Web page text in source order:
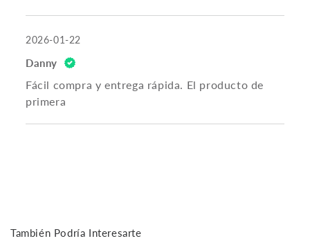
2026-01-22
Danny
Fácil compra y entrega rápida. El producto de
primera
También Podría Interesarte